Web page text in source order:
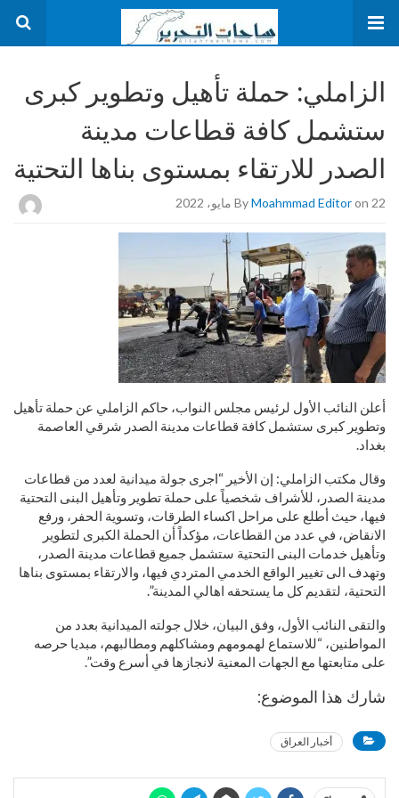
الزاملي: حملة تأهيل وتطوير كبرى
ستشمل كافة قطاعات مدينة
الصدر للارتقاء بمستوى بناها التحتية
ByMoahmmad Editoron 22 مايو، 2022
أعلن النائب الأول لرئيس مجلس النواب، حاكم الزاملي عن حملة تأهيل
وتطوير كبرى ستشمل كافة قطاعات مدينة الصدر شرقي العاصمة
بغداد.
وقال مكتب الزاملي: إن الأخير “اجرى جولة ميدانية لعدد من قطاعات
مدينة الصدر، للأشراف شخصياً على حملة تطوير وتأهيل البنى التحتية
فيها، حيث أطلع على مراحل اكساء الطرقات، وتسوية الحفر، ورفع
الانقاض، في عدد من القطاعات، مؤكداً أن الحملة الكبرى لتطوير
وتأهيل خدمات البنى التحتية ستشمل جميع قطاعات مدينة الصدر،
وتهدف الى تغيير الواقع الخدمي المتردي فيها، والارتقاء بمستوى بناها
التحتية، لتقديم كل ما يستحقه اهالي المدينة”.
والتقى النائب الأول، وفق البيان، خلال جولته الميدانية بعدد من
المواطنين، “للاستماع لهمومهم ومشاكلهم ومطالبهم، مبديا حرصه
على متابعتها مع الجهات المعنية لانجازها في أسرع وقت”.
شارك هذا الموضوع:
أخبار العراق